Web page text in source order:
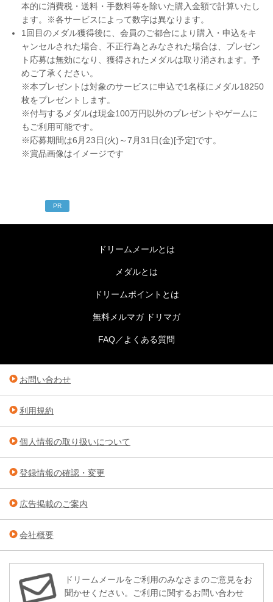
本的に消費税・送料・手数料等を除いた購入金額で計算いたし
ます。※各サービスによって数字は異なります。
1回目のメダル獲得後に、会員のご都合により購入・申込をキ
ャンセルされた場合、不正行為とみなされた場合は、プレゼン
ト応募は無効になり、獲得されたメダルは取り消されます。予
めご了承ください。
※本プレゼントは対象のサービスに申込で1名様にメダル18250
枚をプレゼントします。
※付与するメダルは現金100万円以外のプレゼントやゲームに
もご利用可能です。
※応募期間は6月23日(火)～7月31日(金)[予定]です。
※賞品画像はイメージです
PR
ドリームメールとは
メダルとは
ドリームポイントとは
無料メルマガ ドリマガ
FAQ／よくある質問
お問い合わせ
利用規約
個人情報の取り扱いについて
登録情報の確認・変更
広告掲載のご案内
会社概要
ドリームメールをご利用のみなさまのご意見をお
聞かせください。ご利用に関するお問い合わせ